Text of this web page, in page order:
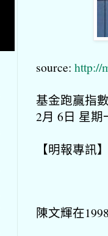
source: http://
基金跑贏指
2月 6日 星期
【明報專訊
陳文輝在